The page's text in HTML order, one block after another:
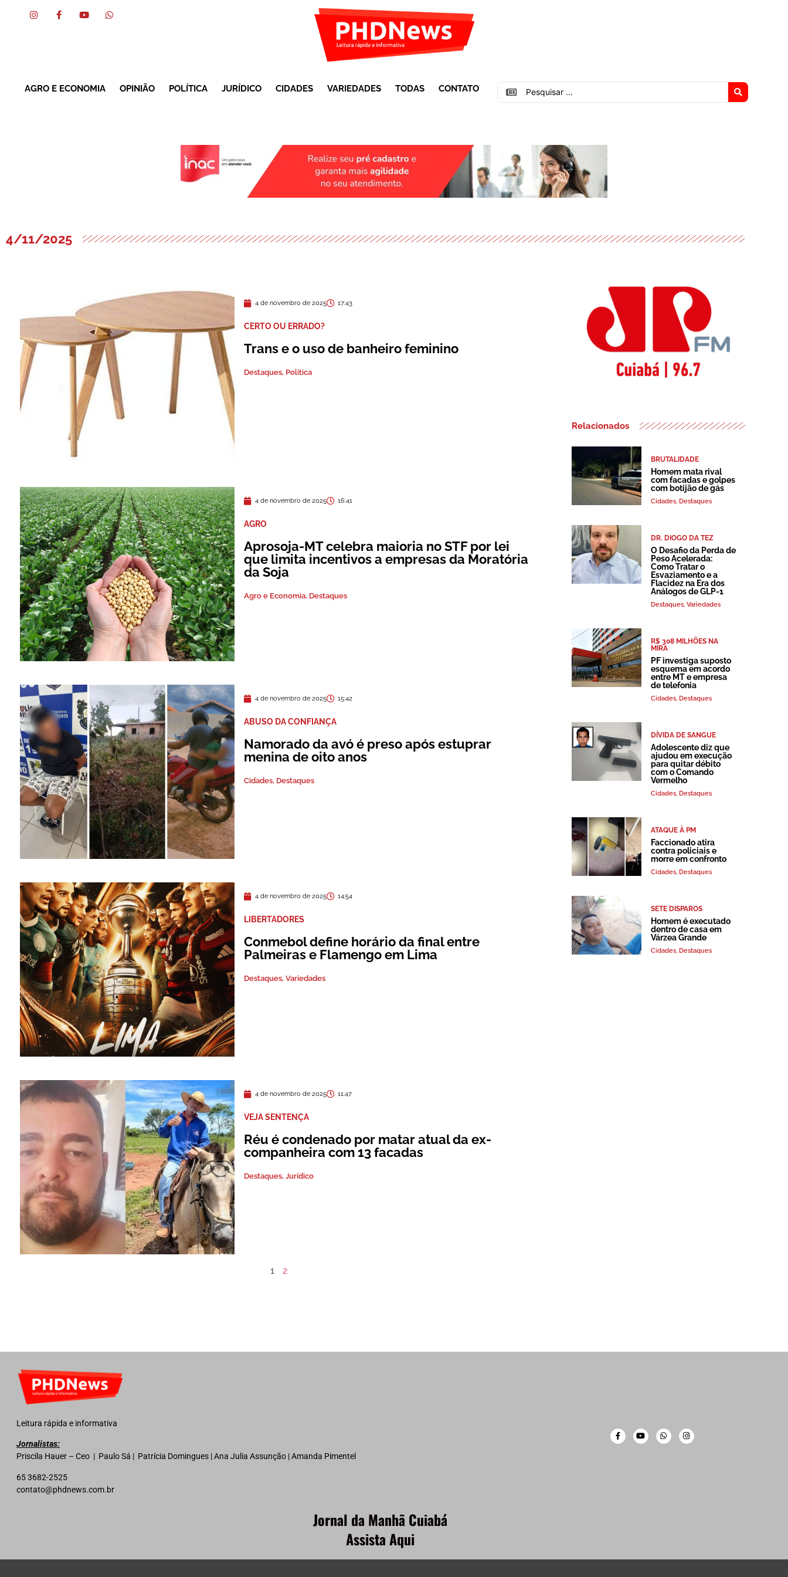
AGRO E ECONOMIA OPINIÃO POLÍTICA JURÍDICO CIDADES VARIEDADES TODAS CONTATO
4/11/2025
4 de novembro de 2025 17:43
CERTO OU ERRADO?
Trans e o uso de banheiro feminino
Destaques, Política
4 de novembro de 2025 16:41
AGRO
Aprosoja-MT celebra maioria no STF por lei
que limita incentivos a empresas da Moratória
da Soja
Agro e Economia, Destaques
4 de novembro de 2025 15:42
ABUSO DA CONFIANÇA
Namorado da avó é preso após estuprar
menina de oito anos
Cidades, Destaques
4 de novembro de 2025 14:54
LIBERTADORES
Conmebol define horário da final entre
Palmeiras e Flamengo em Lima
Destaques,Variedades
4 de novembro de 2025 11:47
VEJA SENTENÇA
Réu é condenado por matar atual da ex-
companheira com 13 facadas
Destaques,Jurídico
1 2
Relacionados
BRUTALIDADE
Homem mata rival
com facadas e golpes
com botijão de gás
Cidades, Destaques
DR. DIOGO DA TEZ
O Desafio da Perda de
Peso Acelerada:
Como Tratar o
Esvaziamento e a
Flacidez na Era dos
Análogos de GLP-1
Destaques, Variedades
R$ 308 MILHÕES NA
MIRA
PF investiga suposto
esquema em acordo
entre MT e empresa
de telefonia
Cidades, Destaques
DÍVIDA DE SANGUE
Adolescente diz que
ajudou em execução
para quitar débito
com o Comando
Vermelho
Cidades, Destaques
ATAQUE À PM
Faccionado atira
contra policiais e
morre em confronto
Cidades, Destaques
SETE DISPAROS
Homem é executado
dentro de casa em
Várzea Grande
Cidades, Destaques
Leitura rápida e informativa
Jornalistas:
Priscila Hauer – Ceo | Paulo Sá | Patrícia Domingues | Ana Julia Assunção | Amanda Pimentel
65 3682-2525
contato@phdnews.com.br
Jornal da Manhã Cuiabá
Assista Aqui